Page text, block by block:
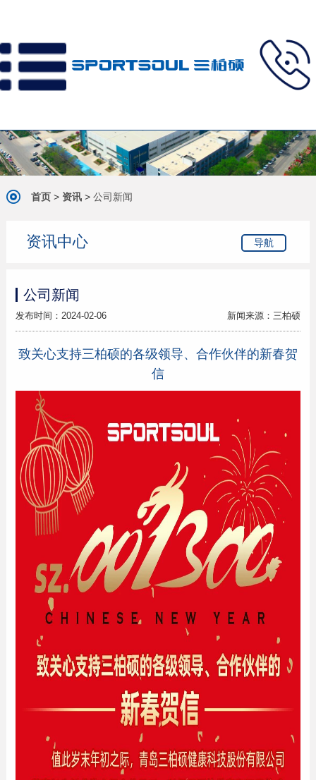
首页> 资讯> 公司新闻
资讯中心 导航
公司新闻
发布时间：2024-02-06 新闻来源：三柏硕
致关心支持三柏硕的各级领导、合作伙伴的新春贺
信